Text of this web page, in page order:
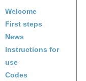
Welcome
First steps
News
Instructions for
use
Codes